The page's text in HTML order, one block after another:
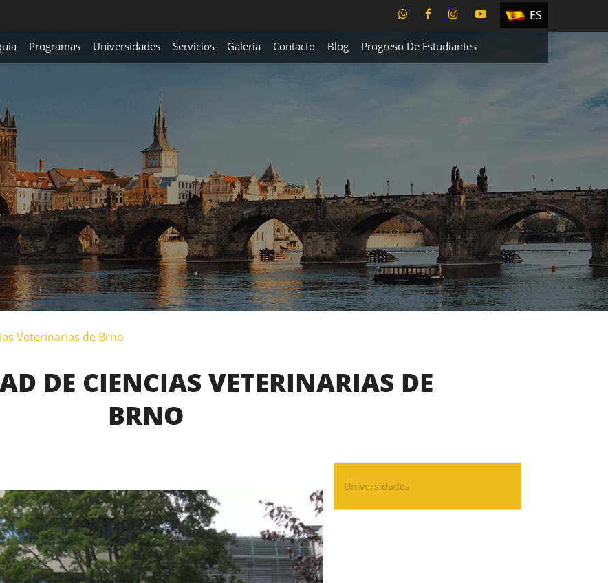
ES
TR
Programas Universidades Servicios Galería Contacto Blog Progreso De Estudiantes
Veterinarias de Brno
DE CIENCIAS VETERINARIAS DE
BRNO
Universidades